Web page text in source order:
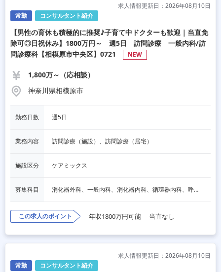
常勤 コンサルタント紹介
求人情報更新日：2026年08月10日
【男性の育休も積極的に推奨♪子育て中ドクターも歓迎｜当直免
除可◎日祝休み】1800万円～ 週5日 訪問診療 一般内科/訪
問診療科【相模原市中央区】0721
NEW
1,800万～（応相談）
神奈川県相模原市
勤務日数 週5日
業務内容 訪問診療（施設）、訪問診療（居宅）
施設区分 ケアミックス
募集科目 消化器外科、一般内科、消化器内科、循環器内科、呼吸器内科、血液内科、脳神経内科、内分泌内科、老人内科、一般外科、心臓外科、呼吸器外科、脳神経外科、形成外科、リハビリテーション科、泌尿器科、麻酔科、その他
この求人のポイント 年収1800万円可能 当直なし
常勤 コンサルタント紹介
求人情報更新日：2026年08月10日